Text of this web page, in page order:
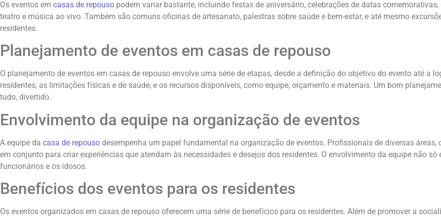
Os eventos em casas de repouso podem variar bastante, incluindo festas de aniversário, celebrações de datas
teatro e música ao vivo. Também são comuns oficinas de artesanato, palestras sobre saúde e bem-estar, e até mesmo
residentes.
Planejamento de eventos em casas de repouso
O planejamento de eventos em casas de repouso envolve uma série de etapas, desde a definição do objetivo do evento até a
residentes, as limitações físicas e de saúde, e os recursos disponíveis, como equipe, orçamento e materiais. Um bom
tudo, divertido.
Envolvimento da equipe na organização de eventos
A equipe da casa de repouso desempenha um papel fundamental na organização de eventos. Profissionais de diversas
em conjunto para criar experiências que atendam às necessidades e desejos dos residentes. O envolvimento da equipe não
funcionários e os idosos.
Benefícios dos eventos para os residentes
Os eventos organizados em casas de repouso oferecem uma série de benefícios para os residentes. Além de promover a